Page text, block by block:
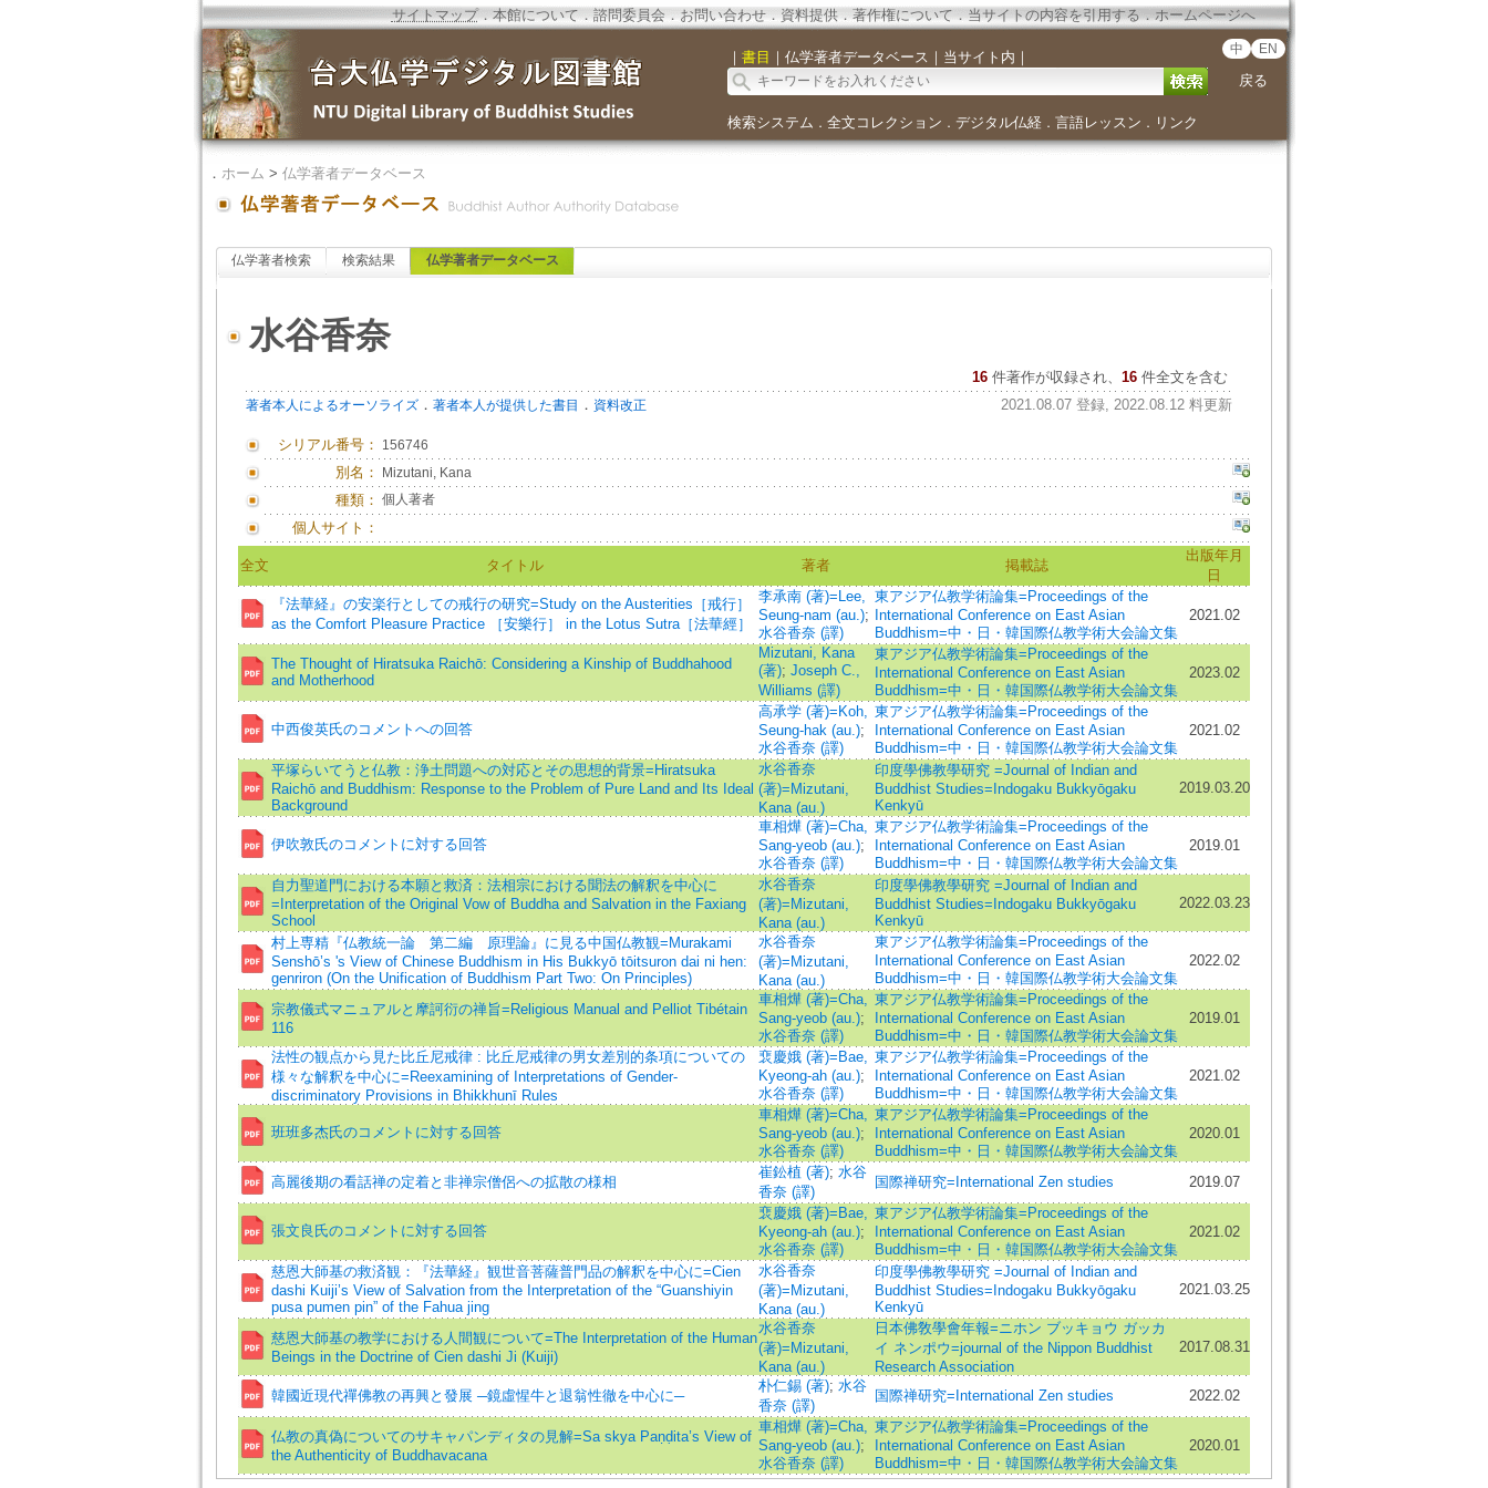
サイトマップ．本館について．諮問委員会． お問い合わせ． 資料提供．著作権について．当サイトの内容を引用する．ホームページへ
｜ 書目 ｜ 仏学著者データベース ｜ 当サイト内 ｜ 中 EN
戻る
検索システム ． 全文コレクション ． デジタル仏経． 言語レッスン ． リンク
． ホーム > 仏学著者データベース
仏学著者検索 検索結果 仏学著者データベース
水谷香奈
16 件著作が収録され、 16件全文を含む
著者本人によるオーソライズ． 著者本人が提供した書目 ． 資料改正 2021.08.07 登録, 2022.08.12 料更新
シリアル番号： 156746
別名： Mizutani, Kana
種類： 個人著者
個人サイト：
全文 タイトル 著者 掲載誌
出版年月
日
『法華経』の安楽行としての戒行の研究=Study on the Austerities［戒行］
as the Comfort Pleasure Practice ［安樂行］ in the Lotus Sutra［法華經］
李承南 (著)=Lee,
Seung-nam (au.);
水谷香奈 (譯)
東アジア仏教学術論集=Proceedings of the
International Conference on East Asian
Buddhism=中・日・韓国際仏教学術大会論文集
2021.02
The Thought of Hiratsuka Raichō: Considering a Kinship of Buddhahood
and Motherhood
Mizutani, Kana
(著); Joseph C.,
Williams (譯)
東アジア仏教学術論集=Proceedings of the
International Conference on East Asian
Buddhism=中・日・韓国際仏教学術大会論文集
2023.02
中西俊英氏のコメントへの回答
高承学 (著)=Koh,
Seung-hak (au.);
水谷香奈 (譯)
東アジア仏教学術論集=Proceedings of the
International Conference on East Asian
Buddhism=中・日・韓国際仏教学術大会論文集
2021.02
平塚らいてうと仏教：浄土問題への対応とその思想的背景=Hiratsuka
Raichō and Buddhism: Response to the Problem of Pure Land and Its Ideal
Background
水谷香奈
(著)=Mizutani,
Kana (au.)
印度學佛教學研究 =Journal of Indian and
Buddhist Studies=Indogaku Bukkyōgaku
Kenkyū
2019.03.20
伊吹敦氏のコメントに対する回答
車相燁 (著)=Cha,
Sang-yeob (au.);
水谷香奈 (譯)
東アジア仏教学術論集=Proceedings of the
International Conference on East Asian
Buddhism=中・日・韓国際仏教学術大会論文集
2019.01
自力聖道門における本願と救済：法相宗における聞法の解釈を中心に
=Interpretation of the Original Vow of Buddha and Salvation in the Faxiang
School
水谷香奈
(著)=Mizutani,
Kana (au.)
印度學佛教學研究 =Journal of Indian and
Buddhist Studies=Indogaku Bukkyōgaku
Kenkyū
2022.03.23
村上専精『仏教統一論 第二編 原理論』に見る中国仏教観=Murakami
Senshō’s 's View of Chinese Buddhism in His Bukkyō tōitsuron dai ni hen:
genriron (On the Unification of Buddhism Part Two: On Principles)
水谷香奈
(著)=Mizutani,
Kana (au.)
東アジア仏教学術論集=Proceedings of the
International Conference on East Asian
Buddhism=中・日・韓国際仏教学術大会論文集
2022.02
宗教儀式マニュアルと摩訶衍の禅旨=Religious Manual and Pelliot Tibétain
116
車相燁 (著)=Cha,
Sang-yeob (au.);
水谷香奈 (譯)
東アジア仏教学術論集=Proceedings of the
International Conference on East Asian
Buddhism=中・日・韓国際仏教学術大会論文集
2019.01
法性の観点から見た比丘尼戒律 : 比丘尼戒律の男女差別的条項についての
様々な解釈を中心に=Reexamining of Interpretations of Gender-
discriminatory Provisions in Bhikkhunī Rules
裵慶娥 (著)=Bae,
Kyeong-ah (au.);
水谷香奈 (譯)
東アジア仏教学術論集=Proceedings of the
International Conference on East Asian
Buddhism=中・日・韓国際仏教学術大会論文集
2021.02
班班多杰氏のコメントに対する回答
車相燁 (著)=Cha,
Sang-yeob (au.);
水谷香奈 (譯)
東アジア仏教学術論集=Proceedings of the
International Conference on East Asian
Buddhism=中・日・韓国際仏教学術大会論文集
2020.01
高麗後期の看話禅の定着と非禅宗僧侶への拡散の様相
崔鈆植 (著); 水谷
香奈 (譯)
国際禅研究=International Zen studies 2019.07
張文良氏のコメントに対する回答
裵慶娥 (著)=Bae,
Kyeong-ah (au.);
水谷香奈 (譯)
東アジア仏教学術論集=Proceedings of the
International Conference on East Asian
Buddhism=中・日・韓国際仏教学術大会論文集
2021.02
慈恩大師基の救済観：『法華経』観世音菩薩普門品の解釈を中心に=Cien
dashi Kuiji’s View of Salvation from the Interpretation of the “Guanshiyin
pusa pumen pin” of the Fahua jing
水谷香奈
(著)=Mizutani,
Kana (au.)
印度學佛教學研究 =Journal of Indian and
Buddhist Studies=Indogaku Bukkyōgaku
Kenkyū
2021.03.25
慈恩大師基の教学における人間観について=The Interpretation of the Human
Beings in the Doctrine of Cien dashi Ji (Kuiji)
水谷香奈
(著)=Mizutani,
Kana (au.)
日本佛敎學會年報=ニホン ブッキョウ ガッカ
イ ネンポウ=journal of the Nippon Buddhist
Research Association
2017.08.31
韓國近現代禪佛教の再興と發展 ─鏡虛惺牛と退翁性徹を中心に─
朴仁錫 (著); 水谷
香奈 (譯)
国際禅研究=International Zen studies 2022.02
仏教の真偽についてのサキャパンディタの見解=Sa skya Paṇḍita’s View of
the Authenticity of Buddhavacana
車相燁 (著)=Cha,
Sang-yeob (au.);
水谷香奈 (譯)
東アジア仏教学術論集=Proceedings of the
International Conference on East Asian
Buddhism=中・日・韓国際仏教学術大会論文集
2020.01